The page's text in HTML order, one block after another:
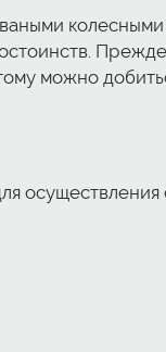
можно
осуществления